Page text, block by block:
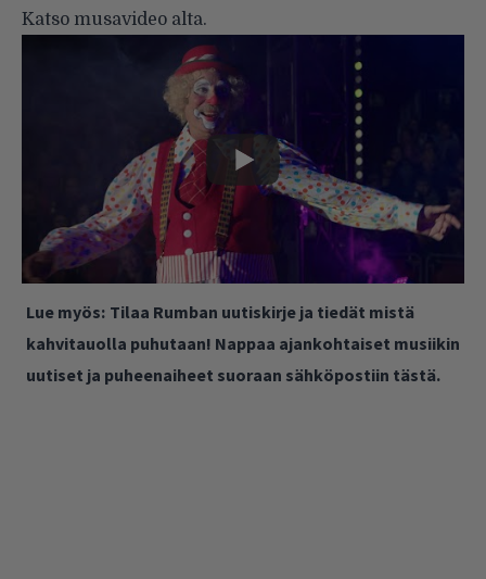
Katso musavideo alta.
Lue myös: Tilaa Rumban uutiskirje ja tiedät mistä
kahvitauolla puhutaan! Nappaa ajankohtaiset musiikin
uutiset ja puheenaiheet suoraan sähköpostiin tästä.